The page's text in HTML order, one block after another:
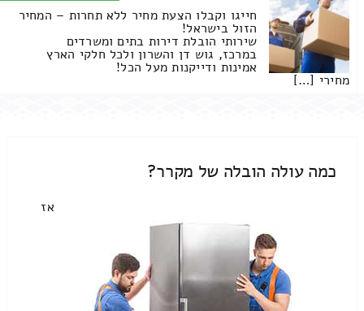
חייגו וקבלו הצעת מחיר ללא תחרות – המחיר
הזול בישראל!
שירותי הובלת דירות בתים ומשרדים
במרכז, גוש דן והשרון ולכל חלקי הארץ
אמינות ודייקנות מעל הכל!
מחירי […]
כמה עולה הובלה של מקרר?
אז